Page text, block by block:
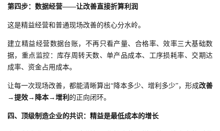
第四步：数据经营——让改善直接折算利润
这是精益经营和普通现场改善的核心分水岭。
建立精益经营数据台账，不再只看产量、合格率、效率三大基础数
据，重点监控：库存周转天数、单产品成本、工序损耗率、交期达
成率、资金占用成本。
让每一次现场改善，都能清晰算出“降本多少、增利多少”，形成改善
→提效→降本→增利 的正向闭环。
四、顶级制造企业的共识：精益是最低成本的增长